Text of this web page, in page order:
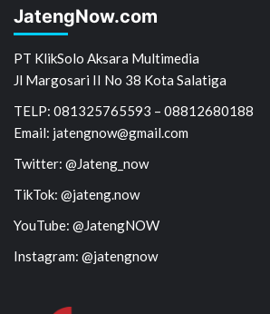
JatengNow.com
PT KlikSolo Aksara Multimedia
Jl Margosari II No 38 Kota Salatiga
TELP: 081325765593 – 08812680188
Email: jatengnow@gmail.com
Twitter: @Jateng_now
TikTok: @jateng.now
YouTube: @JatengNOW
Instagram: @jatengnow